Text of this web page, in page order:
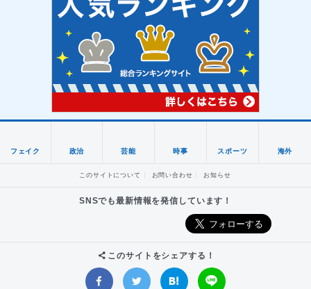
フェイク 政治 芸能 時事 スポーツ 海外
このサイトについて お問い合わせ お知らせ
SNSでも最新情報を発信しています！
このサイトをシェアする！